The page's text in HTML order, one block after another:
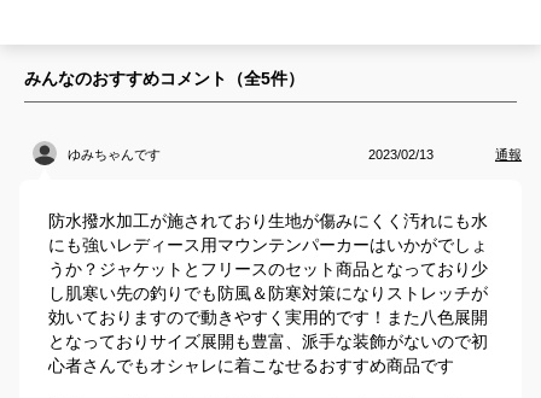
みんなのおすすめコメント（全5件）
ゆみちゃんです 2023/02/13 通報
防水撥水加工が施されており生地が傷みにくく汚れにも水
にも強いレディース用マウンテンパーカーはいかがでしょ
うか？ジャケットとフリースのセット商品となっており少
し肌寒い先の釣りでも防風＆防寒対策になりストレッチが
効いておりますので動きやすく実用的です！また八色展開
となっておりサイズ展開も豊富、派手な装飾がないので初
心者さんでもオシャレに着こなせるおすすめ商品です